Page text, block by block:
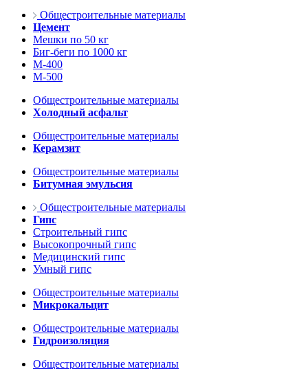
Общестроительные материалы
Цемент
Мешки по 50 кг
Биг-беги по 1000 кг
М-400
М-500
Общестроительные материалы
Холодный асфальт
Общестроительные материалы
Керамзит
Общестроительные материалы
Битумная эмульсия
Общестроительные материалы
Гипс
Строительный гипс
Высокопрочный гипс
Медицинский гипс
Умный гипс
Общестроительные материалы
Микрокальцит
Общестроительные материалы
Гидроизоляция
Общестроительные материалы